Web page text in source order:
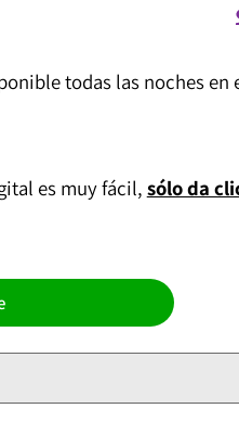
todas las noches en
es muy fácil, sólo da